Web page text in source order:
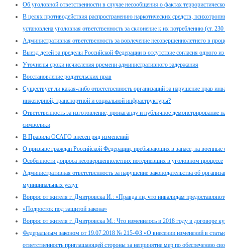
Об уголовной ответственности в случае несообщения о фактах
В целях противодействия распространению наркотических средств,
установлена уголовная ответственность за склонение к их потреблению (ст.
Административная ответственность за вовлечение несовершеннолетнего в
Выезд детей за пределы Российской Федерации в отсутствие согласия одного
Уточнены сроки исчисления времени административного задержания
Восстановление родительских прав
Существует ли какая-либо ответственность организаций за нарушение прав
инженерной, транспортной и социальной инфраструктуры?
Ответственность за изготовление, пропаганду и публичное демонстрирование
символики
В Правила ОСАГО внесен ряд изменений
О призыве граждан Российской Федерации, пребывающих в запасе, на военные
Особенности допроса несовершеннолетних потерпевших в уголовном процессе
Административная ответственность за нарушение законодательства об
муниципальных услуг
Вопрос от жителя г. Дмитровска И.: «Правда ли, что инвалидам
«Подросток под защитой закона»
Вопрос от жителя г. Дмитровска М.: Что изменилось в 2018 году в договоре
Федеральным законом от 19.07.2018 № 215-ФЗ «О внесении изменений в
ответственность приглашающей стороны за непринятие мер по обеспечению